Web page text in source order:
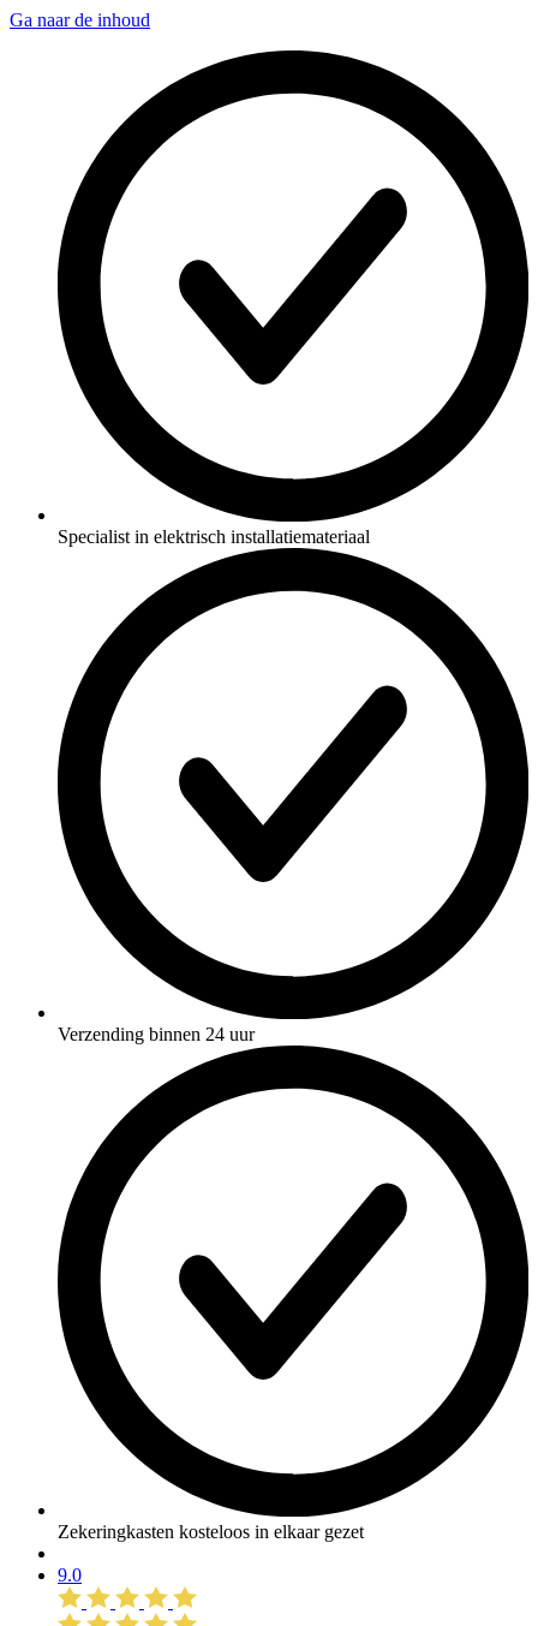
Ga naar de inhoud
Specialist in elektrisch installatiemateriaal
Verzending binnen 24 uur
Zekeringkasten kosteloos in elkaar gezet
9.0